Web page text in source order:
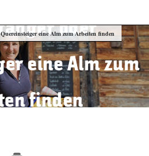
eine Alm zum Arbeiten finden
oder
eine Alm zum
finden